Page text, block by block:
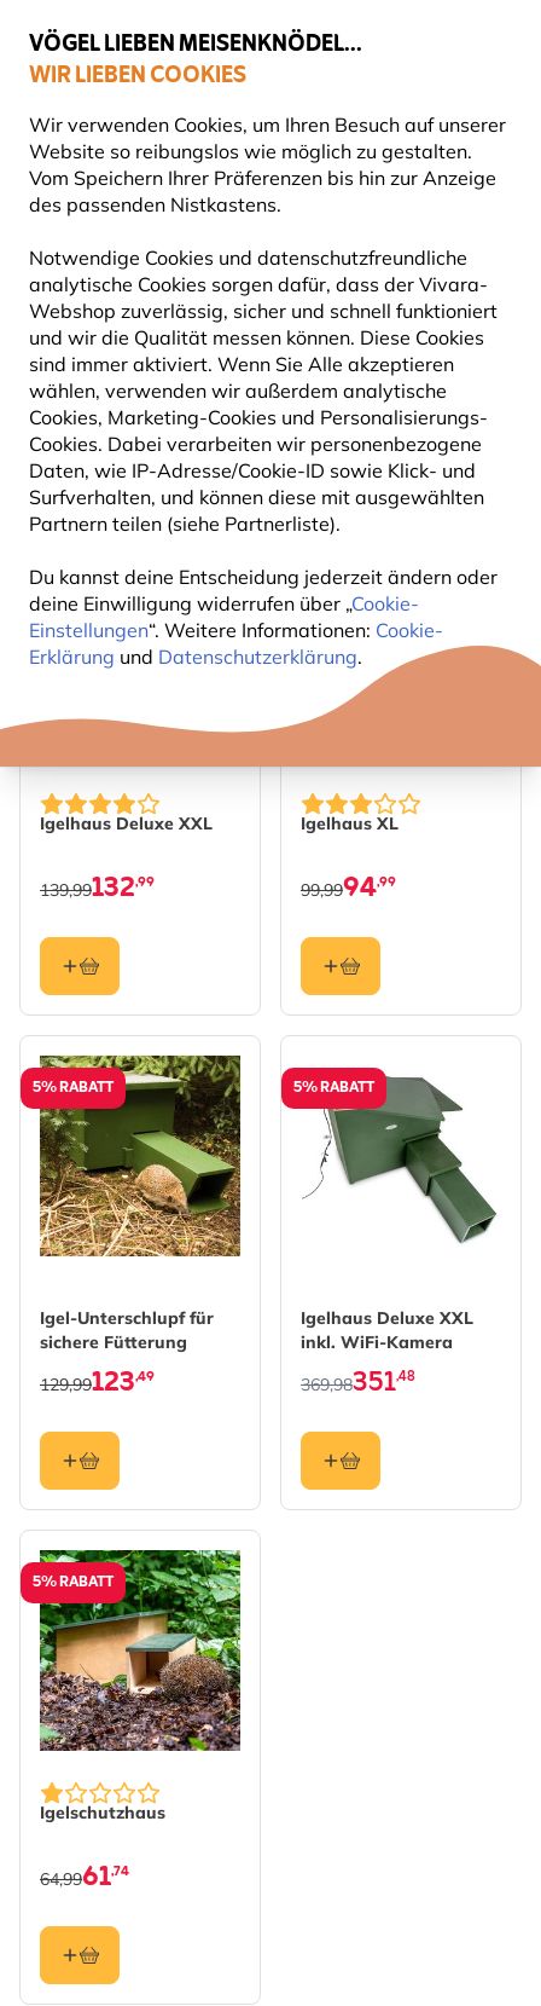
VÖGEL LIEBEN MEISENKNÖDEL...
WIR LIEBEN COOKIES
Wir verwenden Cookies, um Ihren Besuch auf unserer
Website so reibungslos wie möglich zu gestalten.
Vom Speichern Ihrer Präferenzen bis hin zur Anzeige
des passenden Nistkastens.
Notwendige Cookies und datenschutzfreundliche
analytische Cookies sorgen dafür, dass der Vivara-
Webshop zuverlässig, sicher und schnell funktioniert
und wir die Qualität messen können. Diese Cookies
sind immer aktiviert. Wenn Sie Alle akzeptieren
wählen, verwenden wir außerdem analytische
Cookies, Marketing-Cookies und Personalisierungs-
Cookies. Dabei verarbeiten wir personenbezogene
Daten, wie IP-Adresse/Cookie-ID sowie Klick- und
Surfverhalten, und können diese mit ausgewählten
Partnern teilen (siehe Partnerliste).
Du kannst deine Entscheidung jederzeit ändern oder
deine Einwilligung widerrufen über „Cookie-
Einstellungen“. Weitere Informationen: Cookie-
Erklärung und Datenschutzerklärung.
Gratis Versand ab 65 €
Produkte für Gartentiere
IGELHAUS
Igelhäuser sind eine perfekte Möglichkeit, diese
bezaubernden Gartenbesucher zu unterstützen. Sie
bieten einen sicheren Ort zum Nisten, Überwinter
lesen
5Produkte
5% RABATT
Igelhaus Deluxe XXL
132,99
139,99
5% RABATT
Igelhaus XL
94,99
99,99
5% RABATT
Igel-Unterschlupf für
sichere Fütterung
123,49
129,99
5% RABATT
Igelhaus Deluxe XXL
inkl. WiFi-Kamera
369,98351,48
5% RABATT
Igelschutzhaus
61,74
64,99